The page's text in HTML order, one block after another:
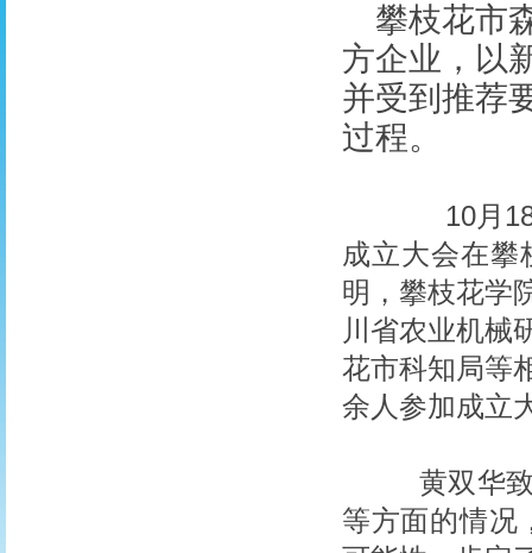
攀枝花市
方企业，以
并受到推荐
过程。
10月18
成立大会在攀
明，攀枝花学
川省农业机械
花市科知局等
余人参加成立
黄双华致
等方面的情况